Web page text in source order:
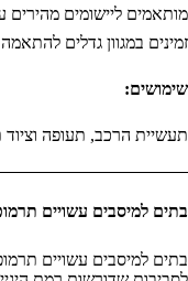
מותאמים ליישומים מהירים
זמינים במגוון גדלים
שימושים:
תעשיית הרכב, תעופה וציוד
בתים למיסבים עשויים
בתים למיסבים עשויים